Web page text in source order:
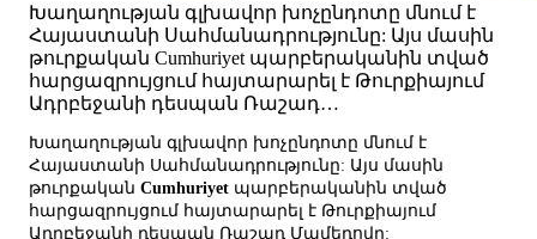
Խաղաղության գլխավոր խոչընդոտը մնում է
Հայաստանի Սահմանադրությունը: Այս մասին
թուրքական Cumhuriyet պարբերականին տված
հարցազրույցում հայտարարել է Թուրքիայում
Ադրբեջանի դեսպան Ռաշադ…
Խաղաղության գլխավոր խոչընդոտը մնում է
Հայաստանի Սահմանադրությունը: Այս մասին
թուրքական Cumhuriyet պարբերականին տված
հարցազրույցում հայտարարել է Թուրքիայում
Ադրբեջանի դեսպան Ռաշադ Մամեդովը: